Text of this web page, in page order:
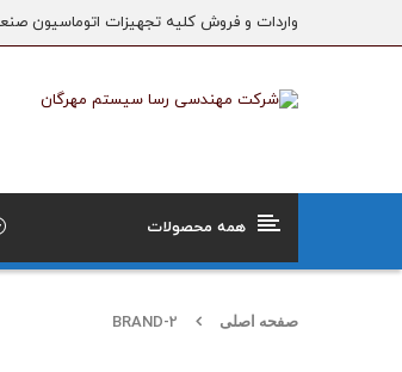
واردات و فروش کلیه تجهیزات اتوماسیون
همه محصولات
صفحه اصلی BRAND-2